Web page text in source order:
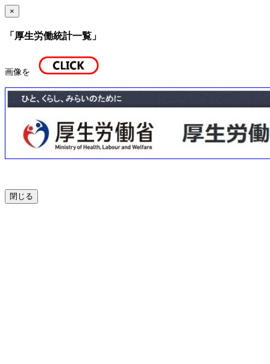
×
「厚生労働統計一覧」
画像を
閉じる